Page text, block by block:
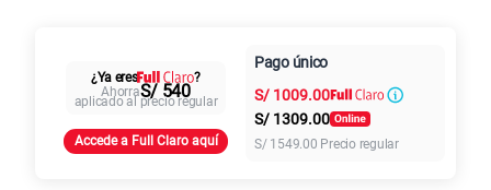
Paga solo
125GBen alta velocidad
79.90
155 GBen alta velocidad
Al contado Cuotas Claro
intereses
¿Ya eres
?
AhorraS/ 540
aplicado al precio regular
Accede a Full Claro aquí
Pago único
S/ 1009.00
S/ 1309.00
S/ 1549.00 Precio regular